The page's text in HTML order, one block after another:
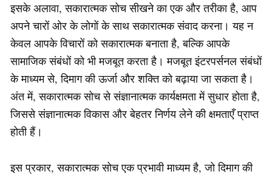
इसके अलावा, सकारात्मक सोच सीखने का एक और तरीका है, आप
अपने चारों ओर के लोगों के साथ सकारात्मक संवाद करना। यह न
केवल आपके विचारों को सकारात्मक बनाता है, बल्कि आपके
सामाजिक संबंधों को भी मजबूत करता है। मजबूत इंटरपर्सनल संबंधों
के माध्यम से, दिमाग की ऊर्जा और शक्ति को बढ़ाया जा सकता है।
अंत में, सकारात्मक सोच से संज्ञानात्मक कार्यक्षमता में सुधार होता है,
जिससे संज्ञानात्मक विकास और बेहतर निर्णय लेने की क्षमताएँ प्राप्त
होती हैं।
इस प्रकार, सकारात्मक सोच एक प्रभावी माध्यम है, जो दिमाग की